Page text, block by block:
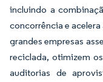
incluindo a
concorrência e
grandes empresas
reciclada, otimizem
auditorias de